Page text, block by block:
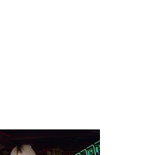
びん娘が設置台数少ない